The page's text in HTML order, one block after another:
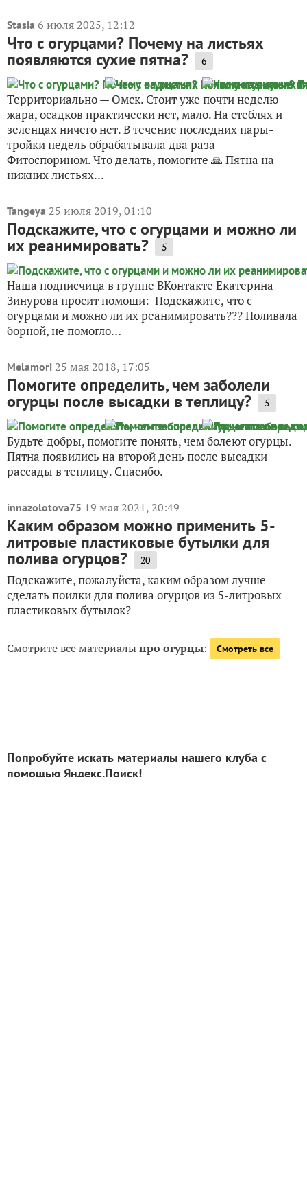
Stasia 6 июля 2025, 12:12
Что с огурцами? Почему на листьях
появляются сухие пятна? 6
Территориально — Омск. Стоит уже почти неделю
жара, осадков практически нет, мало. На стеблях и
зеленцах ничего нет. В течение последних пары-
тройки недель обрабатывала два раза
Фитоспорином. Что делать, помогите 🙏 Пятна на
нижних листьях...
Tangeya 25 июля 2019, 01:10
Подскажите, что с огурцами и можно ли
их реанимировать? 5
Наша подписчица в группе ВКонтакте Екатерина
Зинурова просит помощи: Подскажите, что с
огурцами и можно ли их реанимировать??? Поливала
борной, не помогло…
Melamori 25 мая 2018, 17:05
Помогите определить, чем заболели
огурцы после высадки в теплицу? 5
Будьте добры, помогите понять, чем болеют огурцы.
Пятна появились на второй день после высадки
рассады в теплицу. Спасибо.
innazolotova75 19 мая 2021, 20:49
Каким образом можно применить 5-
литровые пластиковые бутылки для
полива огурцов? 20
Подскажите, пожалуйста, каким образом лучше
сделать поилки для полива огурцов из 5-литровых
пластиковых бутылок?
Смотрите все материалыпро огурцы: Смотреть все
Попробуйте искать материалы нашего клуба с
помощью Яндекс.Поиск!